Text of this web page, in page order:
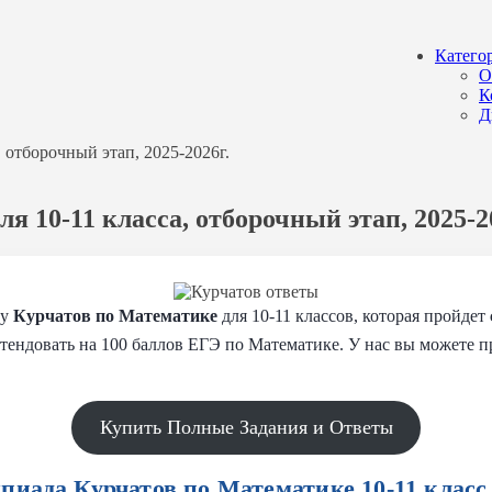
этап, 2025-2026г.
10-11 класса, отборочный этап, 2025-
Курчатов по Математике для 10-11 классов, которая пройдет
на 100 баллов ЕГЭ по Математике. У нас вы можете
Купить Полные Задания и Ответы